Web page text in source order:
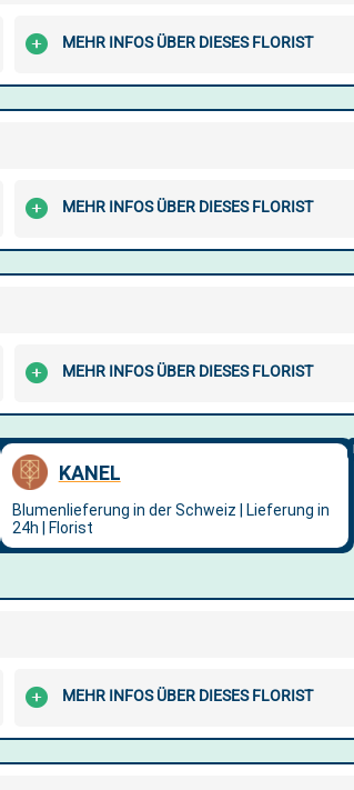
MEHR INFOS ÜBER DIESES FLORIST
MEHR INFOS ÜBER DIESES FLORIST
MEHR INFOS ÜBER DIESES FLORIST
MEHR INFOS ÜBER DIESES FLORIST